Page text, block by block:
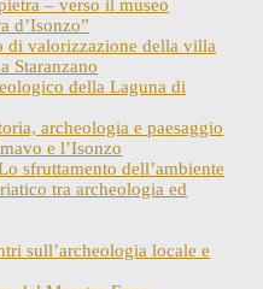
– verso il museo
d’Isonzo”
di valorizzazione della villa
Staranzano
della Laguna di
archeologia e paesaggio
e l’Isonzo
sfruttamento dell’ambiente
tra archeologia ed
sull’archeologia locale e